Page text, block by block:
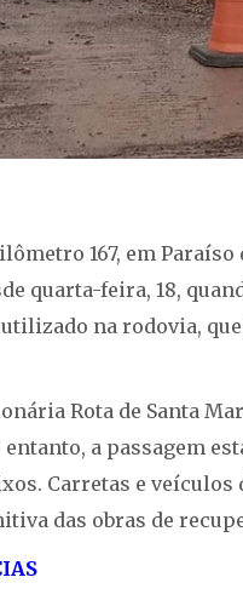
167, em
quarta-feira, 18,
na rodovia,
Rota de Santa
a passagem
Carretas e
das obras de